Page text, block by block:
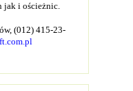
jak i ościeżnic.
(012) 415-23-